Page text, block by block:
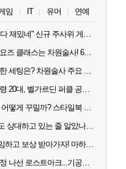
임 IT 유머 연예
"생각보다 재밌네" 신규 주사위 게임 티카투카 호평
신규 남요즈 클래스는 차원술사! 6월 20일 로아온 썸머 정리
쉽고 강한 세팅은? 차원술사 주요 빌드와 스킬 코드
평균 연령 20대, 벨가르딘 퍼클 공대 '영로티'를 만나다
남요즈, 어떻게 꾸밀까? 스타일북 인기 차원술사 커스터마이즈
성자라도 상대하고 있는 줄 알았나? 벨가르딘 이모저모
미니게임하고 보상 받아가자! 마하라카 썸머 캠프 할 일은?
후속 조정 나선 로스트아크...기공사, 차원술사 하향